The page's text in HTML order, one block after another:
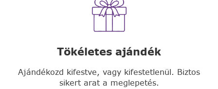
Tökéletes ajándék
Ajándékozd kifestve, vagy kifestetlenül. Biztos
sikert arat a meglepetés.